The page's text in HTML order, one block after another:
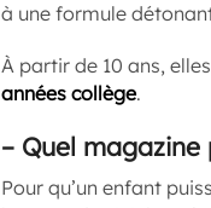
à une formule
À partir de 10 ans,
années collège.
– Quel
Pour qu’un enfant